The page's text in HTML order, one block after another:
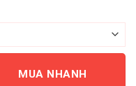
MUA NHANH